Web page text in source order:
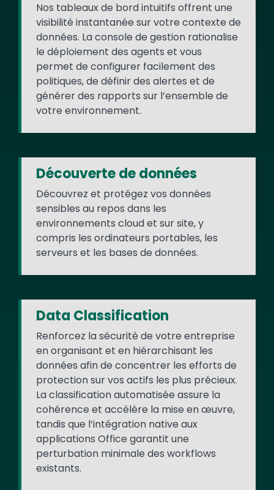
Nos tableaux de bord intuitifs offrent une
visibilité instantanée sur votre contexte de
données. La console de gestion rationalise
le déploiement des agents et vous
permet de configurer facilement des
politiques, de définir des alertes et de
générer des rapports sur l’ensemble de
votre environnement.
Découverte de données
Découvrez et protégez vos données
sensibles au repos dans les
environnements cloud et sur site, y
compris les ordinateurs portables, les
serveurs et les bases de données.
Data Classification
Renforcez la sécurité de votre entreprise
en organisant et en hiérarchisant les
données afin de concentrer les efforts de
protection sur vos actifs les plus précieux.
La classification automatisée assure la
cohérence et accélère la mise en œuvre,
tandis que l’intégration native aux
applications Office garantit une
perturbation minimale des workflows
existants.